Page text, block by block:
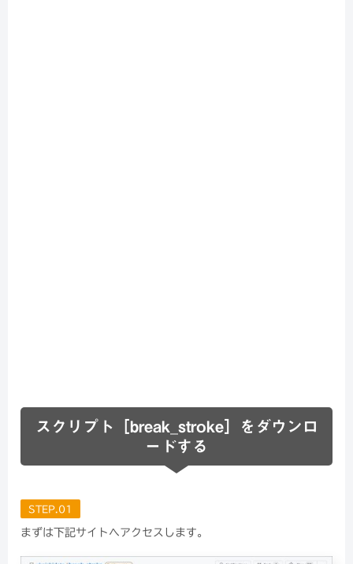
スクリプト［break_stroke］をダウンロ
ードする
STEP.01
まずは下記サイトへアクセスします。